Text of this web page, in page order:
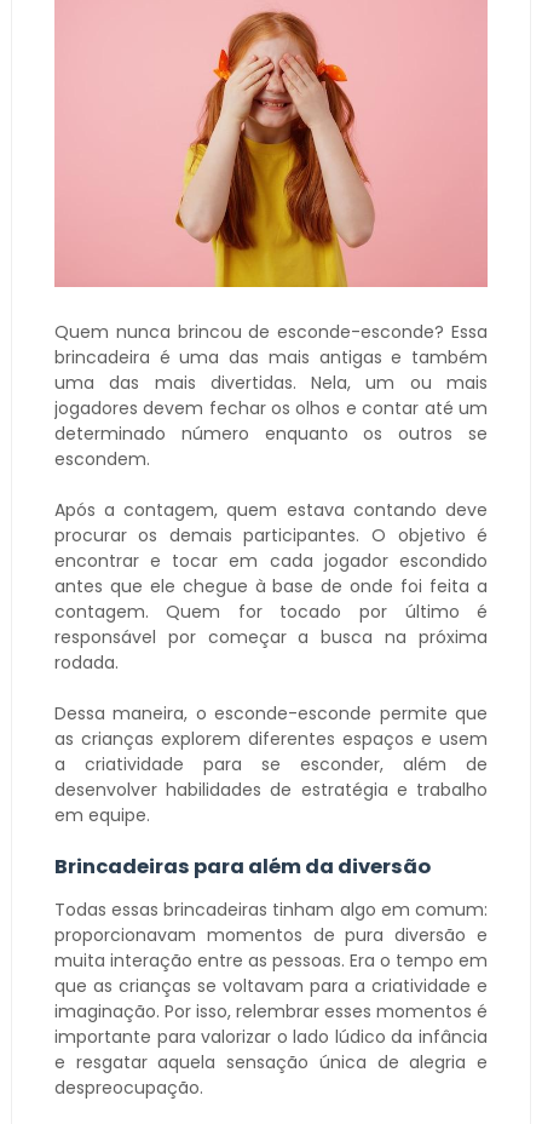
Quem nunca brincou de esconde-esconde? Essa
brincadeira é uma das mais antigas e também
uma das mais divertidas. Nela, um ou mais
jogadores devem fechar os olhos e contar até um
determinado número enquanto os outros se
escondem.
Após a contagem, quem estava contando deve
procurar os demais participantes. O objetivo é
encontrar e tocar em cada jogador escondido
antes que ele chegue à base de onde foi feita a
contagem. Quem for tocado por último é
responsável por começar a busca na próxima
rodada.
Dessa maneira, o esconde-esconde permite que
as crianças explorem diferentes espaços e usem
a criatividade para se esconder, além de
desenvolver habilidades de estratégia e trabalho
em equipe.
Brincadeiras para além da diversão
Todas essas brincadeiras tinham algo em comum:
proporcionavam momentos de pura diversão e
muita interação entre as pessoas. Era o tempo em
que as crianças se voltavam para a criatividade e
imaginação. Por isso, relembrar esses momentos é
importante para valorizar o lado lúdico da infância
e resgatar aquela sensação única de alegria e
despreocupação.